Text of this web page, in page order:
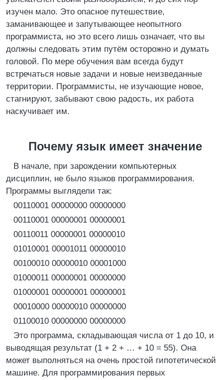
изучен мало. Это опасное путешествие,
заманивающее и запутывающее неопытного
программиста, но это всего лишь означает, что вы
должны следовать этим путём осторожно и думать
головой. По мере обучения вам всегда будут
встречаться новые задачи и новые неизведанные
территории. Программисты, не изучающие новое,
стагнируют, забывают свою радость, их работа
наскучивает им.
Почему язык имеет значение
В начале, при зарождении компьютерных
дисциплин, не было языков программирования.
Программы выглядели так:
00110001 00000000 00000000
00110001 00000001 00000001
00110011 00000001 00000010
01010001 00001011 00000010
00100010 00000010 00001000
01000011 00000001 00000000
01000001 00000001 00000001
00010000 00000010 00000000
01100010 00000000 00000000
Это программа, складывающая числа от 1 до 10, и
выводящая результат (1 + 2 + … + 10 = 55). Она
может выполняться на очень простой гипотетической
машине. Для программирования первых